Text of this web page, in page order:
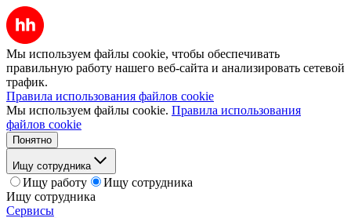
Мы используем файлы cookie, чтобы обеспечивать
правильную работу нашего веб-сайта и анализировать сетевой
трафик.
Правила использования файлов cookie
Мы используем файлы cookie. Правила использования
файлов cookie
Понятно
Ищу сотрудника
Ищу работу
Ищу сотрудника
Ищу сотрудника
Сервисы